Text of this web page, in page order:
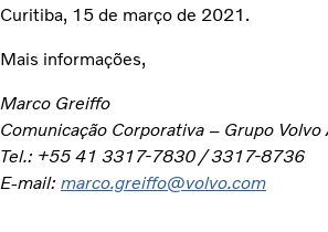
Curitiba, 15 de março de 2021.
Mais informações,
Marco Greiffo
Comunicação Corporativa – Grupo Volvo
Tel.: +55 41 3317-7830 / 3317-8736
E-mail: marco.greiffo@volvo.com